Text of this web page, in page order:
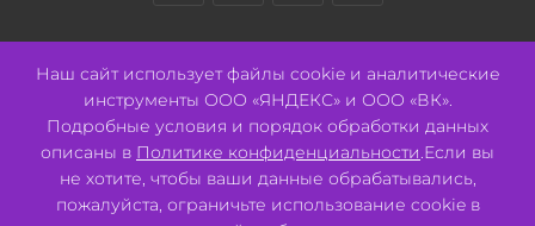
2026 © ООО "СВК"/ 656064 г. Барнаул, ул. Павловский тракт, 52.
ИНН 2221130516 ОГРН 1082221000531.
Разработано:Авалон
Наш сайт использует файлы cookie и аналитические
инструменты ООО «ЯНДЕКС» и ООО «ВК».
Подробные условия и порядок обработки данных
описаны в Политике конфиденциальности.Если вы
не хотите, чтобы ваши данные обрабатывались,
пожалуйста, ограничьте использование cookie в